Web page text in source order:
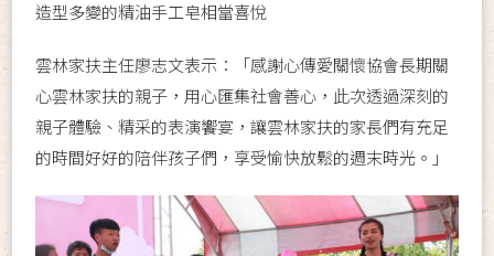
造型多變的精油手工皂相當喜悅
雲林家扶主任廖志文表示：「感謝心傳愛關懷協會長期關
心雲林家扶的親子，用心匯集社會善心，此次透過深刻的
親子體驗、精采的表演饗宴，讓雲林家扶的家長們有充足
的時間好好的陪伴孩子們，享受愉快放鬆的週末時光。」